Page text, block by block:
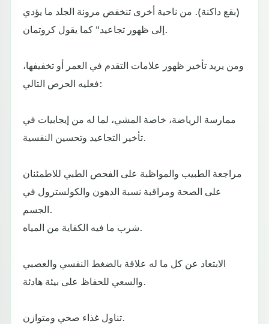
(بقع داكنة). من ناحية أخرى تنخفض مرونة الجلد ما يؤدي
إلى ظهور تجاعيد" كما يقول كروتمان.
ومن يريد تأخير ظهور علامات التقدم في العمر أو تخفيفها،
فعليه الحرص التالي:
ممارسة الرياضة، خاصة المشي، لما له من إيجابيات في
تأخير التجاعيد وتحسين النفسية.
مراجعة الطبيب والمواظبة على الفحص الطبي للاطمئنان
على الصحة ومراقبة نسبة الدهون والكولسترول في
الجسم.
شرب ما فيه الكفاية من المياه.
الابتعاد عن كل ما له علاقة بالضغط النفسي والعصبي
والسعي للحفاظ على بيئة هادئة.
تناول غذاء صحي ومتوازن.